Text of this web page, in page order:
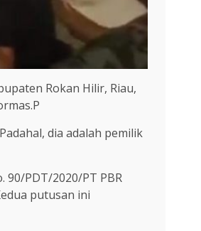
Rokan Hilir, Riau,
dia adalah pemilik
PDT/2020/PT PBR
putusan ini